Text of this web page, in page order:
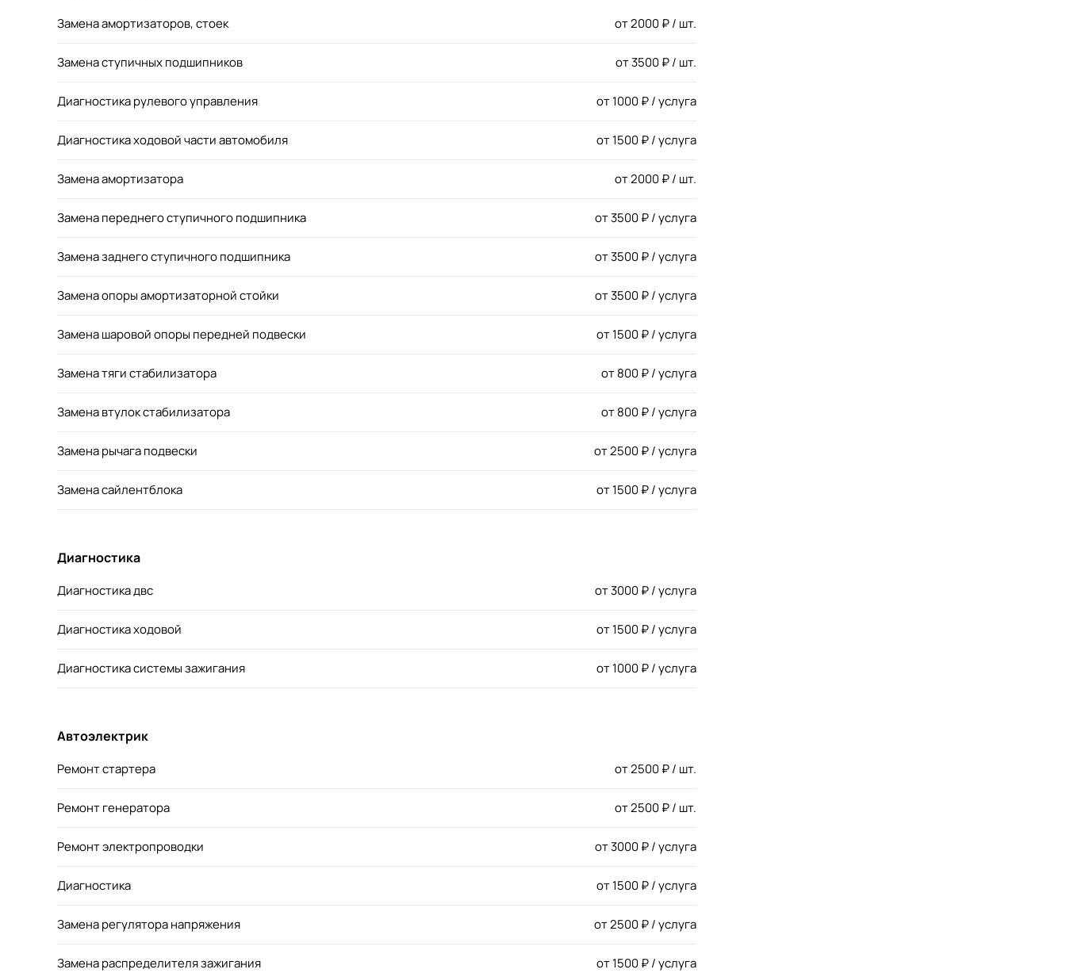
Замена амортизаторов, стоек от2000₽ / шт.
Замена ступичных подшипников от3500₽ / шт.
Диагностика рулевого управления от1000₽ / услуга
Диагностика ходовой части автомобиля от1500₽ / услуга
Замена амортизатора от2000₽ / шт.
Замена переднего ступичного подшипника от3500₽ / услуга
Замена заднего ступичного подшипника от3500₽ / услуга
Замена опоры амортизаторной стойки от3500₽ / услуга
Замена шаровой опоры передней подвески от1500₽ / услуга
Замена тяги стабилизатора от800₽ / услуга
Замена втулок стабилизатора от800₽ / услуга
Замена рычага подвески от2500₽ / услуга
Замена сайлентблока от1500₽ / услуга
Диагностика
Диагностика двс от3000₽ / услуга
Диагностика ходовой от1500₽ / услуга
Диагностика системы зажигания от1000₽ / услуга
Автоэлектрик
Ремонт стартера от2500₽ / шт.
Ремонт генератора от2500₽ / шт.
Ремонт электропроводки от3000₽ / услуга
Диагностика от1500₽ / услуга
Замена регулятора напряжения от2500₽ / услуга
Замена распределителя зажигания от1500₽ / услуга